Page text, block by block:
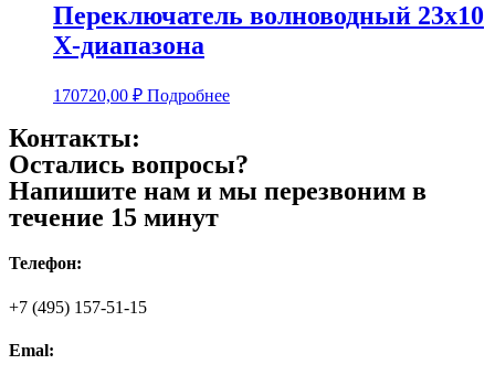
Переключатель волноводный 23х10
Х-диапазона
170720,00 ₽ Подробнее
Контакты:
Остались вопросы?
Напишите нам и мы перезвоним в
течение 15 минут
Телефон:
+7 (495) 157-51-15
Emal: